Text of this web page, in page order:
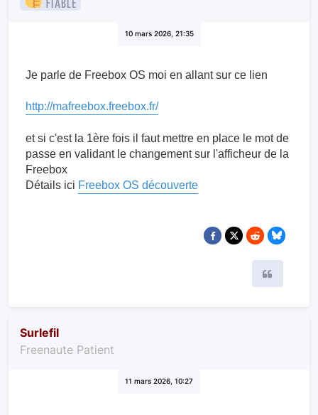
10 mars 2026, 21:35
Je parle de Freebox OS moi en allant sur ce lien
http://mafreebox.freebox.fr/
et si c'est la 1ère fois il faut mettre en place le mot de
passe en validant le changement sur l'afficheur de la
Freebox
Détails ici Freebox OS découverte
Surlefil
Freenaute Patient
11 mars 2026, 10:27